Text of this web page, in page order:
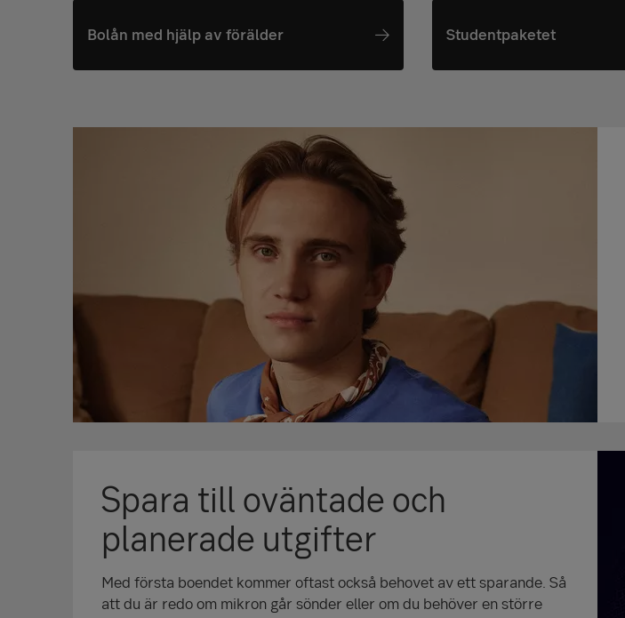
Bolån med hjälp av förälder Studentpaketet
Spara till oväntade och
planerade utgifter
Med första boendet kommer oftast också behovet av ett sparande. Så
att du är redo om mikron går sönder eller om du behöver en större